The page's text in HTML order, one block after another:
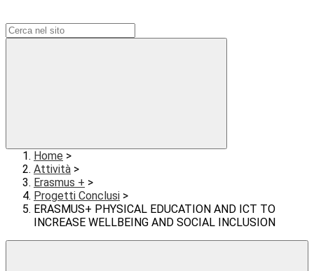
Home >
Attività >
Erasmus + >
Progetti Conclusi >
ERASMUS+ PHYSICAL EDUCATION AND ICT TO
INCREASE WELLBEING AND SOCIAL INCLUSION